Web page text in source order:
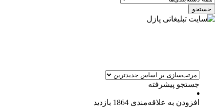
جستجو
جستجو پیشرفته
افزودن به علاقه‌مندی 1864 بازدید